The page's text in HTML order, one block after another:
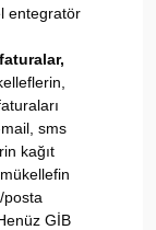
entegratör
sms
kağıt
posta
GİB